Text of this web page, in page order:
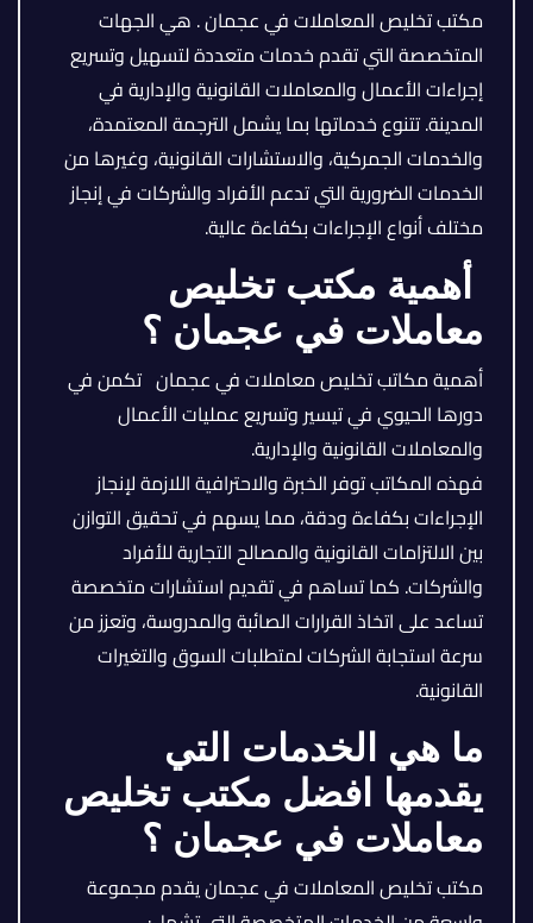
مكتب تخليص المعاملات في عجمان . هي الجهات
المتخصصة التي تقدم خدمات متعددة لتسهيل وتسريع
إجراءات الأعمال والمعاملات القانونية والإدارية في
المدينة. تتنوع خدماتها بما يشمل الترجمة المعتمدة،
والخدمات الجمركية، والاستشارات القانونية، وغيرها من
الخدمات الضرورية التي تدعم الأفراد والشركات في إنجاز
مختلف أنواع الإجراءات بكفاءة عالية.
أهمية مكتب تخليص
معاملات في عجمان ؟
أهمية مكاتب تخليص معاملات في عجمان تكمن في
دورها الحيوي في تيسير وتسريع عمليات الأعمال
والمعاملات القانونية والإدارية.
فهذه المكاتب توفر الخبرة والاحترافية اللازمة لإنجاز
الإجراءات بكفاءة ودقة، مما يسهم في تحقيق التوازن
بين الالتزامات القانونية والمصالح التجارية للأفراد
والشركات. كما تساهم في تقديم استشارات متخصصة
تساعد على اتخاذ القرارات الصائبة والمدروسة، وتعزز من
سرعة استجابة الشركات لمتطلبات السوق والتغيرات
القانونية.
ما هي الخدمات التي
يقدمها افضل مكتب تخليص
معاملات في عجمان ؟
مكتب تخليص المعاملات في عجمان يقدم مجموعة